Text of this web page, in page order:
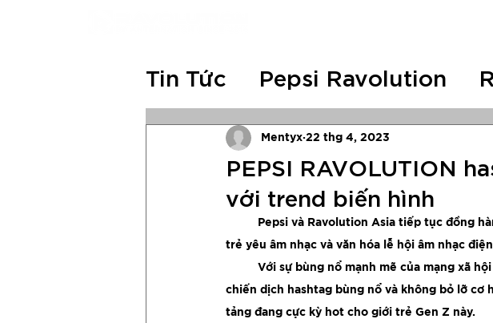
Tin Tức Pepsi Ravolution
RAVO 10 YEARS
RAVO Festival
PEPSI RAVOLUTION
với trend biến hình
Mentyx 22 thg 4, 2023
Pepsi và Ravolution Asia tiếp tục đồng
trẻ yêu âm nhạc và văn hóa lễ hội âm nhạc
chiến dịch hashtag bùng nổ và không bỏ lỡ cơ
tảng đang cực kỳ hot cho giới trẻ Gen Z này.